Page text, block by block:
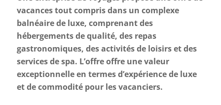
vacances tout compris dans un complexe
balnéaire de luxe, comprenant des
hébergements de qualité, des repas
gastronomiques, des activités de loisirs et des
services de spa. L’offre offre une valeur
exceptionnelle en termes d’expérience de luxe
et de commodité pour les vacanciers.